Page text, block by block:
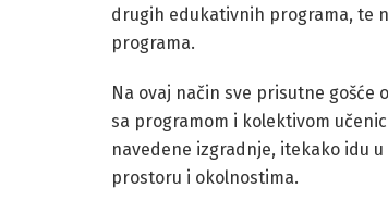
drugih edukativnih programa, te
programa.
Na ovaj način sve prisutne gošće
sa programom i kolektivom
navedene izgradnje, itekako idu
prostoru i okolnostima.